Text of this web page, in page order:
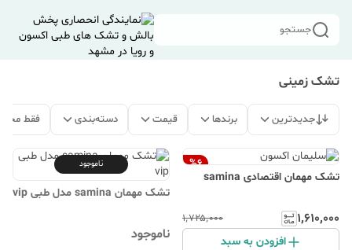
جستجو
تشک زمینی
جدیدترین برندها قیمت دسته‌بندی فقط
%6
تشک مهمان اقتصادی samina
۱٬۶۱۰٬۰۰۰ ۱٬۷۲۵٬۰۰۰
افزودن به سبد
ناموجود
تشک مهمان samina مدل طبی vip
ناموجود